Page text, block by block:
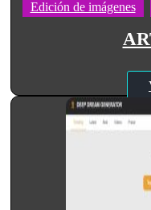
Edición de imágenes